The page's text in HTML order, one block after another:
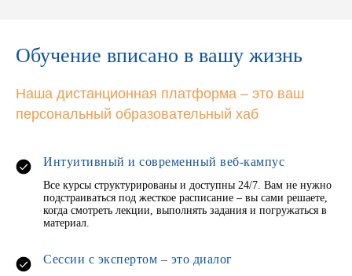
Обучение вписано в вашу жизнь
Наша дистанционная платформа – это ваш
персональный образовательный хаб
Интуитивный и современный веб-кампус
Все курсы структурированы и доступны 24/7. Вам не нужно
подстраиваться под жесткое расписание – вы сами решаете,
когда смотреть лекции, выполнять задания и погружаться в
материал.
Сессии с экспертом – это диалог